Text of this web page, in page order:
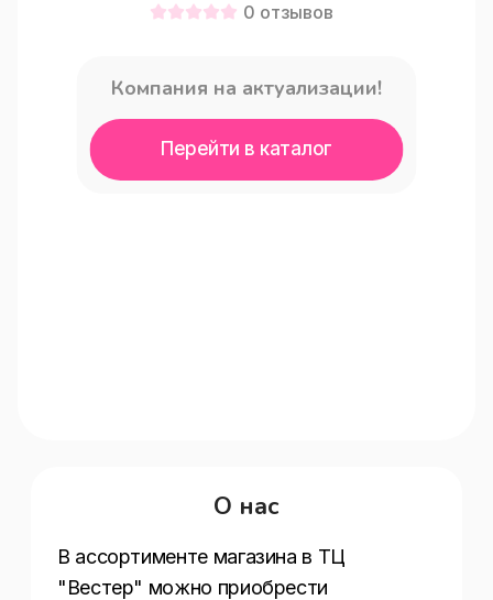
0 отзывов
Компания на актуализации!
Перейти в каталог
О нас
В ассортименте магазина в ТЦ
"Вестер" можно приобрести